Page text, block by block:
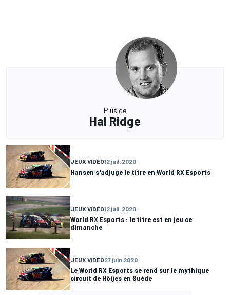
Plus de
Hal Ridge
JEUX VIDÉO12 juil. 2020
Hansen s'adjuge le titre en World RX Esports
JEUX VIDÉO12 juil. 2020
World RX Esports : le titre est en jeu ce
dimanche
JEUX VIDÉO27 juin 2020
Le World RX Esports se rend sur le mythique
circuit de Höljes en Suède